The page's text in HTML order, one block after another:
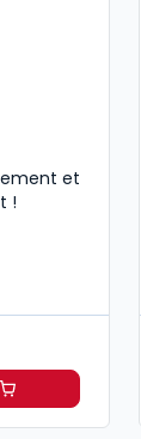
et
!
durable à